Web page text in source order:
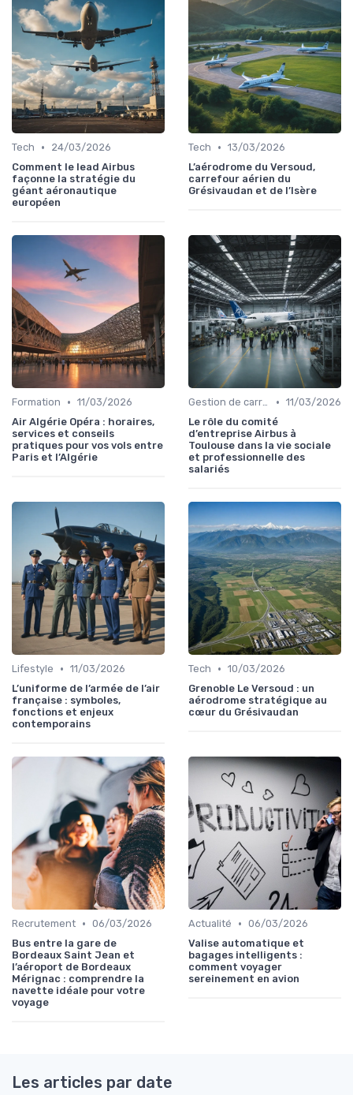
Tech •
24/03/2026
Comment le lead Airbus
façonne la stratégie du
géant aéronautique
européen
Tech • 13/03/2026
L’aérodrome du Versoud,
carrefour aérien du
Grésivaudan et de l’Isère
Formation • 11/03/2026
Air Algérie Opéra : horaires,
services et conseils
pratiques pour vos vols entre
Paris et l’Algérie
Gestion de carrière • 11/03/2026
Le rôle du comité
d’entreprise Airbus à
Toulouse dans la vie sociale
et professionnelle des
salariés
Lifestyle • 11/03/2026
L’uniforme de l’armée de l’air
française : symboles,
fonctions et enjeux
contemporains
Tech • 10/03/2026
Grenoble Le Versoud : un
aérodrome stratégique au
cœur du Grésivaudan
Recrutement • 06/03/2026
Bus entre la gare de
Bordeaux Saint Jean et
l’aéroport de Bordeaux
Mérignac : comprendre la
navette idéale pour votre
voyage
Actualité • 06/03/2026
Valise automatique et
bagages intelligents :
comment voyager
sereinement en avion
Les articles par date